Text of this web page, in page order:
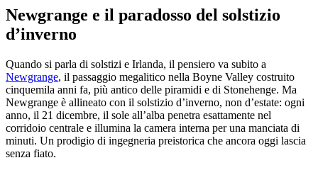
Newgrange e il paradosso del solstizio
d’inverno
Quando si parla di solstizi e Irlanda, il pensiero va subito a
Newgrange, il passaggio megalitico nella Boyne Valley costruito
cinquemila anni fa, più antico delle piramidi e di Stonehenge. Ma
Newgrange è allineato con il solstizio d’inverno, non d’estate: ogni
anno, il 21 dicembre, il sole all’alba penetra esattamente nel
corridoio centrale e illumina la camera interna per una manciata di
minuti. Un prodigio di ingegneria preistorica che ancora oggi lascia
senza fiato.